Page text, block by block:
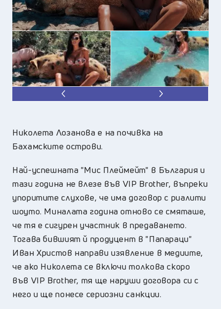
Николета Лозанова е на почивка на
Бахамските острови.
Най-успешната "Мис Плеймейт" в България и
тази година не влезе във VIP Brother, въпреки
упоритите слухове, че има договор с риалити
шоуто. Миналата година отново се смяташе,
че тя е сигурен участник в предаването.
Тогава бившият й продуцент в "Папараци"
Иван Христов направи изявление в медиите,
че ако Николета се включи толкова скоро
във VIP Brother, тя ще наруши договора си с
него и ще понесе сериозни санкции.